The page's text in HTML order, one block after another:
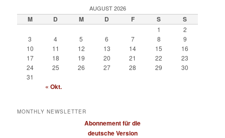
AUGUST 2026
M D M D F S S
1
2
3
4 5 6 7 8
9
10
11 12 13 14 15
16
17
18 19 20 21 22
23
24
25 26 27 28 29
30
31
« Okt.
MONTHLY NEWSLETTER
Abonnement für die
deutsche Version